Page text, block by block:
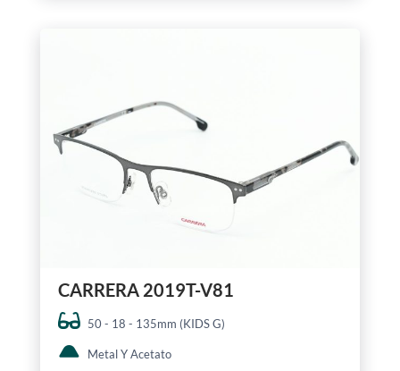
CARRERA 2019T-V81
50 - 18 - 135mm (KIDS G)
Metal Y Acetato